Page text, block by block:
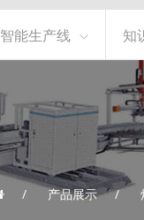
智能生产线 知
产品展示